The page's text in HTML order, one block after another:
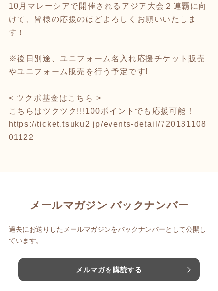
10月マレーシアで開催されるアジア大会２連覇に向
けて、皆様の応援のほどよろしくお願いいたしま
す！
※後日別途、ユニフォーム名入れ応援チケット販売
やユニフォーム販売を行う予定です!
< ツクポ基金はこちら >
こちらはツクツク!!!100ポイントでも応援可能！
https://ticket.tsuku2.jp/events-detail/720131108
01122
メールマガジン バックナンバー
過去にお送りしたメールマガジンをバックナンバーとして公開し
ています。
メルマガを購読する